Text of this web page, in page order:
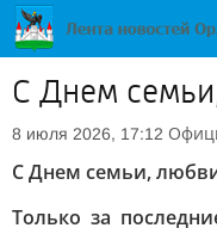
С Днем
8 июля 2026, 17:12
С Днем семьи,
Только за